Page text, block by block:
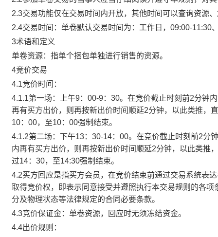
2.3交易功能仅在交易时间内开放，其他时间可以查询资源
2.4交易时间：单卷默认交易时间为：工作日，09:00-11:30
3术语和定义
单卷资源：指单个捆包单独进行销售的资源。
4竞价交易
4.1竞价时间：
4.1.1第一场：上午9：00-9：30。在竞价截止时刻前2分钟
再有买方出价，则再按新出价时间顺延2分钟，以此类推，
10：00，至10：00强制结束。
4.1.2第二场：下午13：30-14：00。在竞价截止时刻前2分
内再有买方出价，则再按新出价时间顺延2分钟，以此类推
过14：30，至14:30强制结束。
4.2买方回应是指买方会员，在竞价结束前通过交易系统表
取得竞价权，即表示同意接受并遵照执行本交易规则的各
分及物理状态等法律规定的合同必要条款。
4.3竞价保证金：单卷资源，回应时无须冻结资金。
4.4出价规则：